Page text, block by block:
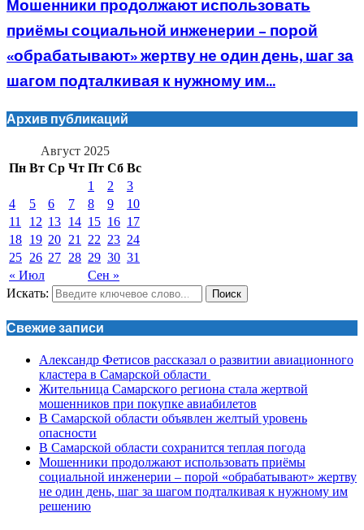
Мошенники продолжают использовать
приёмы социальной инженерии – порой
«обрабатывают» жертву не один день, шаг за
шагом подталкивая к нужному им...
Архив публикаций
Август 2025
Пн Вт Ср Чт Пт Сб Вс
« Июл Сен »
1 2
3
4
5 6 7 8 9
10
11
12 13 14 15 16 17
18 19 20 21 22 23 24
25 26 27 28 29 30 31
Искать: Поиск
Свежие записи
Александр Фетисов рассказал о развитии авиационного
кластера в Самарской области
Жительница Самарского региона стала жертвой
мошенников при покупке авиабилетов
В Самарской области объявлен желтый уровень
опасности
В Самарской области сохранится теплая погода
Мошенники продолжают использовать приёмы
социальной инженерии – порой «обрабатывают» жертву
не один день, шаг за шагом подталкивая к нужному им
решению